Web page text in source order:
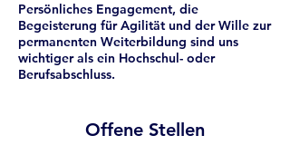
Persönliches Engagement, die
Begeisterung für Agilität und der Wille zur
permanenten Weiterbildung sind uns
wichtiger als ein Hochschul- oder
Berufsabschluss.
Offene Stellen